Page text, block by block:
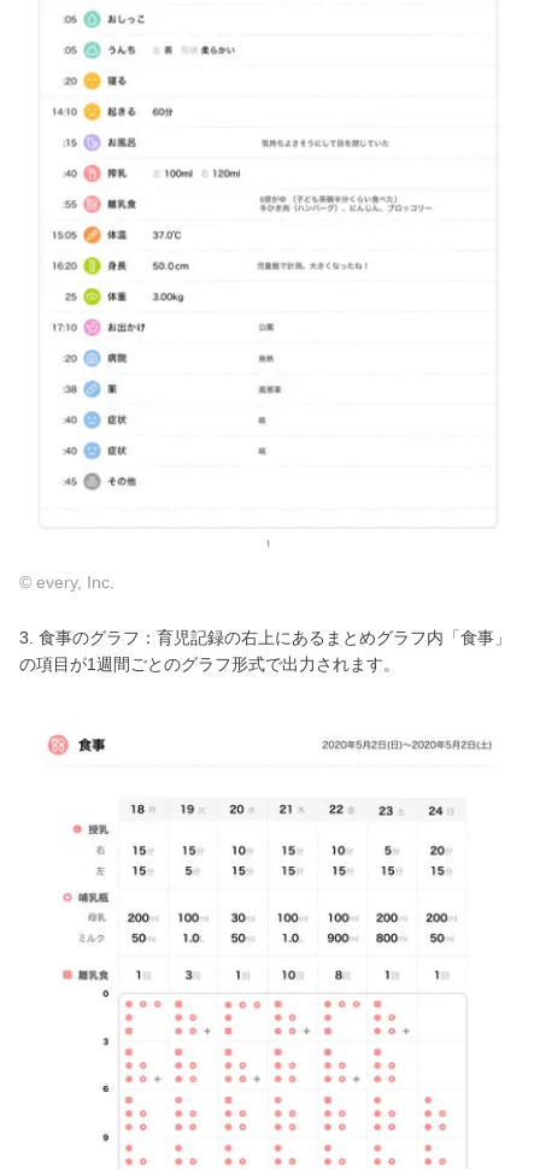
© every, Inc.
3. 食事のグラフ：育児記録の右上にあるまとめグラフ内「食事」
の項目が1週間ごとのグラフ形式で出力されます。